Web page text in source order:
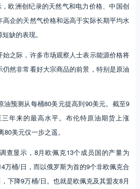
欧洲创纪录的天然气和电力价格、中国创
企的天然气价格和远高于实际长期平均水
缺的表现。
之际，许多市场观察人士表示能源价格将
然非常看好大宗商品的前景，特别是原油
油预测从每桶80美元提高到90美元。截至9
年来的最高水平。布伦特原油期货上涨
美元仅一步之遥。
查显示，8月欧佩克13个成员国的产量为
万桶/日，而以俄罗斯为首的9个非欧佩克合
下降9万桶/日。也就是欧佩克及其盟友8月